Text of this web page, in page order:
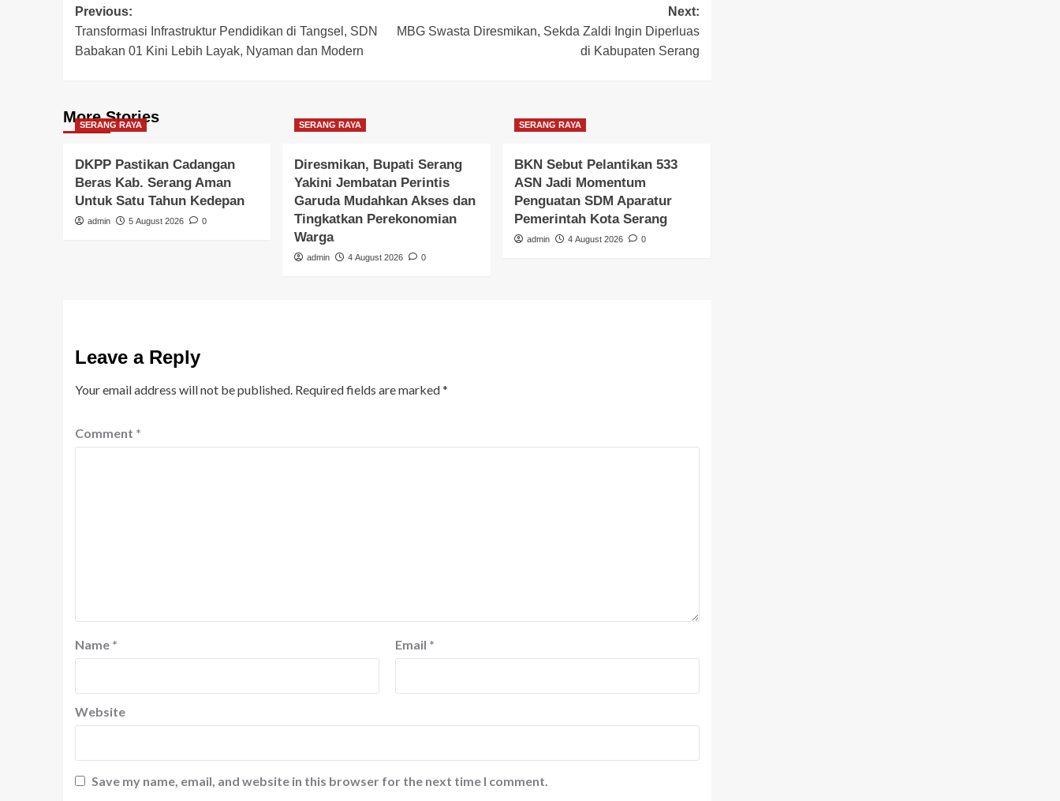
Post
navigation
Previous:
Transformasi Infrastruktur Pendidikan di Tangsel, SDN
Babakan 01 Kini Lebih Layak, Nyaman dan Modern
Next:
MBG Swasta Diresmikan, Sekda Zaldi Ingin Diperluas
di Kabupaten Serang
More Stories
SERANG RAYA
DKPP Pastikan Cadangan
Beras Kab. Serang Aman
Untuk Satu Tahun Kedepan
admin 5 August 2026 0
SERANG RAYA
Diresmikan, Bupati Serang
Yakini Jembatan Perintis
Garuda Mudahkan Akses dan
Tingkatkan Perekonomian
Warga
admin 4 August 2026 0
SERANG RAYA
BKN Sebut Pelantikan 533
ASN Jadi Momentum
Penguatan SDM Aparatur
Pemerintah Kota Serang
admin 4 August 2026 0
Leave a Reply
Your email address will not be published. Required fields are marked*
Comment *
Name * Email *
Website
Save my name, email, and website in this browser for the next time I comment.